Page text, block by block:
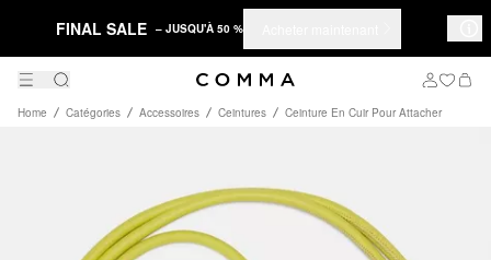
FINAL SALE – JUSQU'À 50 %
Home Catégories Accessoires Ceintures Ceinture En Cuir Pour Attacher